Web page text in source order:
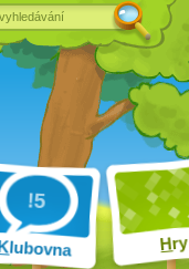
lubovna Hry